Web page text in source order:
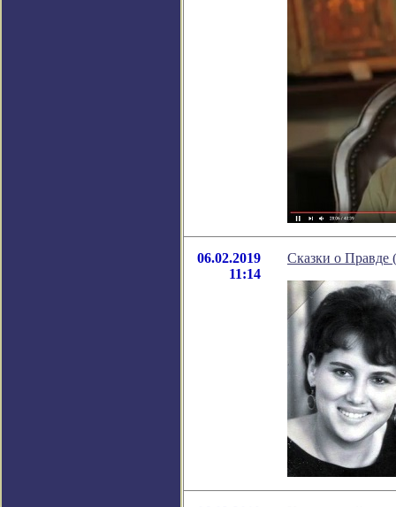
06.02.2019
11:14
Сказки о Правде